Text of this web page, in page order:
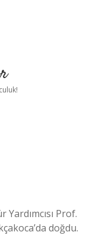
Prof.
doğdu.